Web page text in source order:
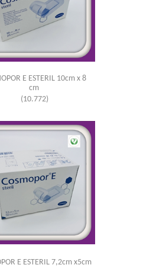
E ESTERIL 10cm x 8
cm
(10.772)
E ESTERIL 7,2cm x5cm